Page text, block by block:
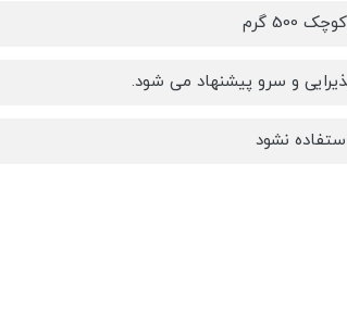
و سرو پیشنهاد می شود.
نشود